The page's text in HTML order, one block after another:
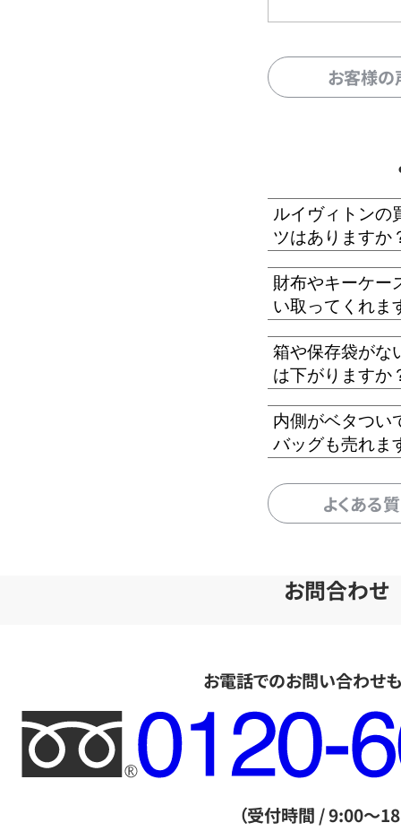
お客様
ルイヴィトンの
ツはありますか
財布やキーケー
い取ってくれま
箱や保存袋がな
は下がりますか
内側がベタつい
バッグも売れま
よくある
お問合わせ
お電話でのお問い合わせ
フ
リ
ー
（受付時間 / 9:00～